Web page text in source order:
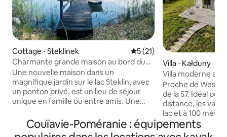
Cottage ⋅ Steklinek Évaluation moyenne sur la
5 (21)
Charmante grande maison au bord du
lac avec un port de plaisance privé
Une nouvelle maison dans un
magnifique jardin sur le lac Steklin, avec
un ponton privé, est un lieu de séjour
unique en famille ou entre amis. Une
entièrement équipée, un salon spacieux,
deux salles de bains et 3 chambres
Villa ⋅ Kałduny
Villa moderne
lac
Proche de
de la S7. Idéal pour la vie lente, le travail à
distance, les
lac et à 100
champignons),
nouvelle villa
Couïavie-Poméranie : équipements